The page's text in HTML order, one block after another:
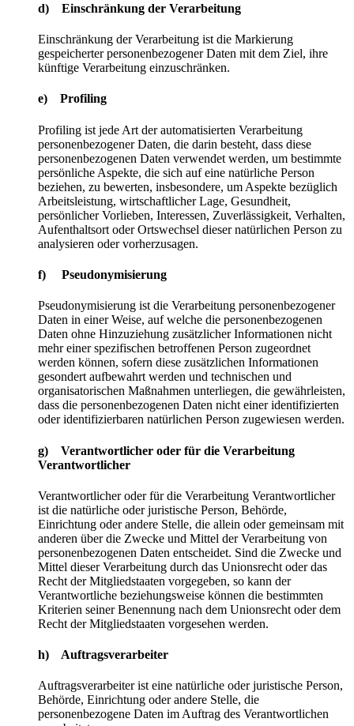
d) Einschränkung der Verarbeitung
Einschränkung der Verarbeitung ist die Markierung
gespeicherter personenbezogener Daten mit dem Ziel, ihre
künftige Verarbeitung einzuschränken.
e) Profiling
Profiling ist jede Art der automatisierten Verarbeitung
personenbezogener Daten, die darin besteht, dass diese
personenbezogenen Daten verwendet werden, um bestimmte
persönliche Aspekte, die sich auf eine natürliche Person
beziehen, zu bewerten, insbesondere, um Aspekte bezüglich
Arbeitsleistung, wirtschaftlicher Lage, Gesundheit,
persönlicher Vorlieben, Interessen, Zuverlässigkeit, Verhalten,
Aufenthaltsort oder Ortswechsel dieser natürlichen Person zu
analysieren oder vorherzusagen.
f) Pseudonymisierung
Pseudonymisierung ist die Verarbeitung personenbezogener
Daten in einer Weise, auf welche die personenbezogenen
Daten ohne Hinzuziehung zusätzlicher Informationen nicht
mehr einer spezifischen betroffenen Person zugeordnet
werden können, sofern diese zusätzlichen Informationen
gesondert aufbewahrt werden und technischen und
organisatorischen Maßnahmen unterliegen, die gewährleisten,
dass die personenbezogenen Daten nicht einer identifizierten
oder identifizierbaren natürlichen Person zugewiesen werden.
g) Verantwortlicher oder für die Verarbeitung
Verantwortlicher
Verantwortlicher oder für die Verarbeitung Verantwortlicher
ist die natürliche oder juristische Person, Behörde,
Einrichtung oder andere Stelle, die allein oder gemeinsam mit
anderen über die Zwecke und Mittel der Verarbeitung von
personenbezogenen Daten entscheidet. Sind die Zwecke und
Mittel dieser Verarbeitung durch das Unionsrecht oder das
Recht der Mitgliedstaaten vorgegeben, so kann der
Verantwortliche beziehungsweise können die bestimmten
Kriterien seiner Benennung nach dem Unionsrecht oder dem
Recht der Mitgliedstaaten vorgesehen werden.
h) Auftragsverarbeiter
Auftragsverarbeiter ist eine natürliche oder juristische Person,
Behörde, Einrichtung oder andere Stelle, die
personenbezogene Daten im Auftrag des Verantwortlichen